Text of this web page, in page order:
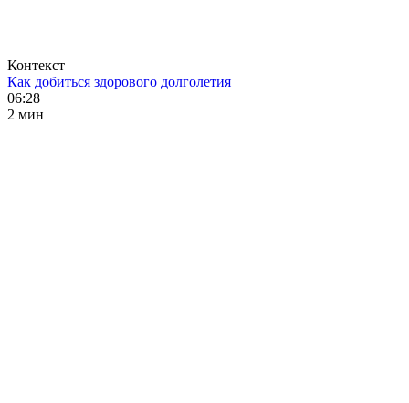
Контекст
Как добиться здорового долголетия
06:28
2 мин